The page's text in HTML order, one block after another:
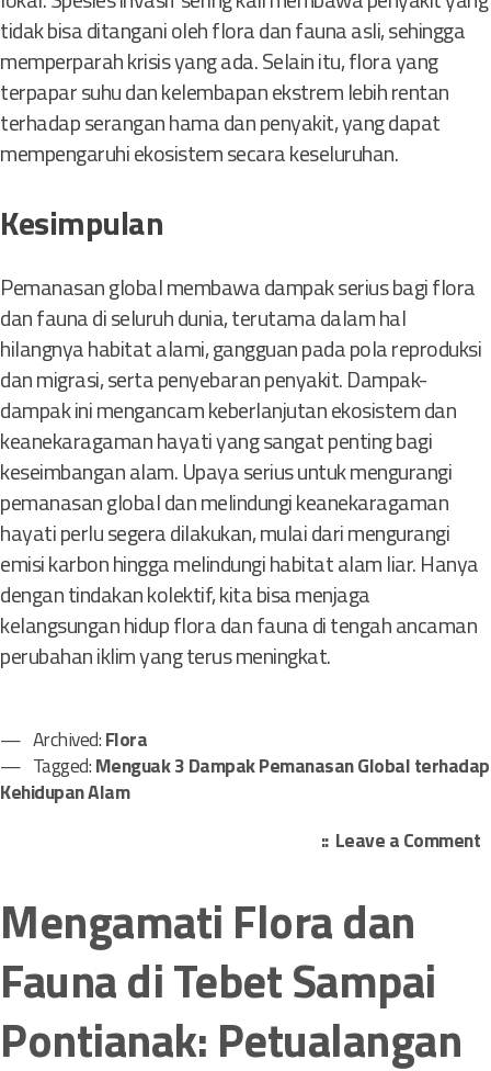
tidak bisa ditangani oleh flora dan fauna asli, sehingga
memperparah krisis yang ada. Selain itu, flora yang
terpapar suhu dan kelembapan ekstrem lebih rentan
terhadap serangan hama dan penyakit, yang dapat
mempengaruhi ekosistem secara keseluruhan.
Kesimpulan
Pemanasan global membawa dampak serius bagi flora
dan fauna di seluruh dunia, terutama dalam hal
hilangnya habitat alami, gangguan pada pola reproduksi
dan migrasi, serta penyebaran penyakit. Dampak-
dampak ini mengancam keberlanjutan ekosistem dan
keanekaragaman hayati yang sangat penting bagi
keseimbangan alam. Upaya serius untuk mengurangi
pemanasan global dan melindungi keanekaragaman
hayati perlu segera dilakukan, mulai dari mengurangi
emisi karbon hingga melindungi habitat alam liar. Hanya
dengan tindakan kolektif, kita bisa menjaga
kelangsungan hidup flora dan fauna di tengah ancaman
perubahan iklim yang terus meningkat.
Archived:Flora
Tagged:Menguak 3 Dampak Pemanasan Global terhadap
Kehidupan Alam
Leave a Commento
Mengamati Flora dan
Fauna di Tebet Sampai
Pontianak: Petualangan